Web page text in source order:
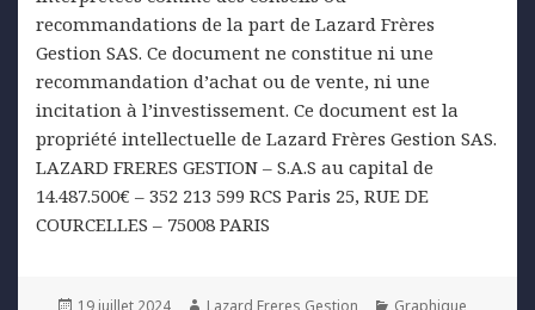
recommandations de la part de Lazard Frères
Gestion SAS. Ce document ne constitue ni une
recommandation d’achat ou de vente, ni une
incitation à l’investissement. Ce document est la
propriété intellectuelle de Lazard Frères Gestion SAS.
LAZARD FRERES GESTION – S.A.S au capital de
14.487.500€ – 352 213 599 RCS Paris 25, RUE DE
COURCELLES – 75008 PARIS
Posted Author Categories